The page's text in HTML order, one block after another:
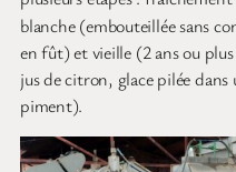
blanche (embouteillée sans
en fût) et vieille (2 ans ou
jus de citron, glace pilée dans
piment).